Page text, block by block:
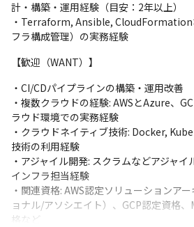
〇マルチクラウド（AWS/Azure）のガバ
：マルチクラウド利用を前提とした全社
やガイドラインを策定、CCoE（Cloud
〇CI/CDパイプライン設計ガイドライン策
：開発効率・品質・セキュリティ（
めのCI/CDパイプライン設計ガイドライ
頼性の高いリリースプロセスの構築を支
【このポジションの魅力】
・着実なスキルアップ：AWS, Azure,
に携わるチャンスが豊富にあります。ま
活かしつつ、先輩社員のサポートのもと
計、要件定義へとステップアップが可能
・モダンな技術スタック：Terraformや
計・構築・運用経験（目安：2年以上）
・Terraform, Ansible, CloudFormation
フラ構成管理）の実務経験
【歓迎（WANT）】
・CI/CDパイプラインの構築・運用改善
・複数クラウドの経験: AWSとAzure、
ラウド環境での実務経験
・クラウドネイティブ技術: Docker,
技術の利用経験
・アジャイル開発: スクラムなどアジャ
インフラ担当経験
・関連資格: AWS認定ソリューションア
ョナル/アソシエイト）、GCP認定資格
格など